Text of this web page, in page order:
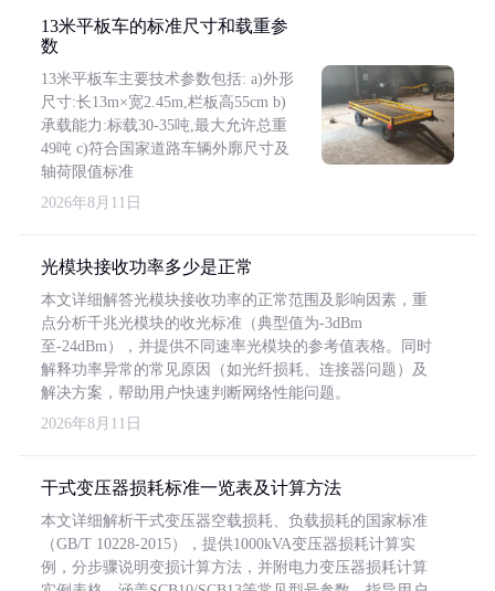
13米平板车的标准尺寸和载重参
数
13米平板车主要技术参数包括: a)外形
尺寸:长13m×宽2.45m,栏板高55cm b)
承载能力:标载30-35吨,最大允许总重
49吨 c)符合国家道路车辆外廓尺寸及
轴荷限值标准
2026年8月11日
光模块接收功率多少是正常
本文详细解答光模块接收功率的正常范围及影响因素，重
点分析千兆光模块的收光标准（典型值为-3dBm
至-24dBm），并提供不同速率光模块的参考值表格。同时
解释功率异常的常见原因（如光纤损耗、连接器问题）及
解决方案，帮助用户快速判断网络性能问题。
2026年8月11日
干式变压器损耗标准一览表及计算方法
本文详细解析干式变压器空载损耗、负载损耗的国家标准
（GB/T 10228-2015），提供1000kVA变压器损耗计算实
例，分步骤说明变损计算方法，并附电力变压器损耗计算